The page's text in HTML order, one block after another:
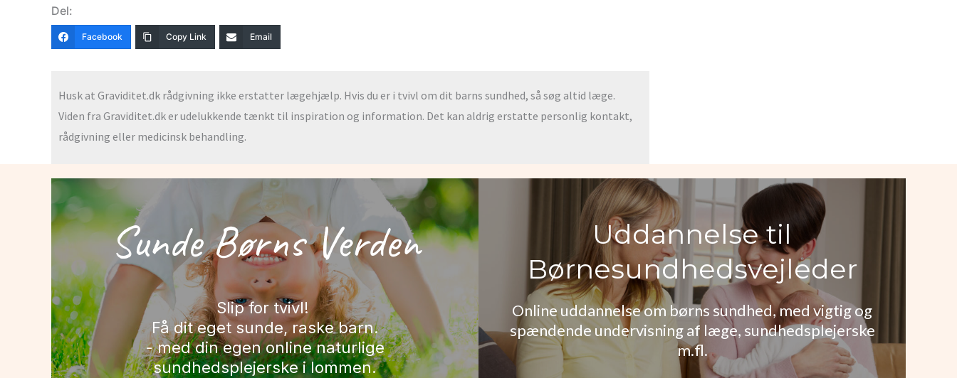
Del:
Facebook Copy Link Email
Husk at Graviditet.dk rådgivning ikke erstatter lægehjælp. Hvis du er i tvivl om dit barns sundhed, så søg altid læge.
Viden fra Graviditet.dk er udelukkende tænkt til inspiration og information. Det kan aldrig erstatte personlig kontakt,
rådgivning eller medicinsk behandling.
Sunde Børns Verden
Slip for tvivl!
Få dit eget sunde, raske barn.
- med din egen online naturlige
sundhedsplejerske i lommen.
Uddannelse til
Børnesundhedsvejleder
Online uddannelse om børns sundhed, med vigtig og
spændende undervisning af læge, sundhedsplejerske
m.fl.